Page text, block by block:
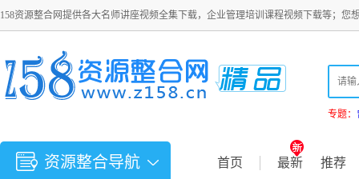
158资源整合网提供各大名师讲座视频全集下载，企业管理培训课程视频下载等；您
专题：
资源整合导航 首页 最新 推荐